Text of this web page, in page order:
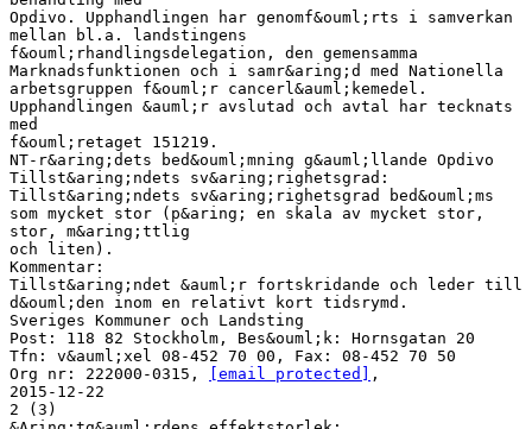
Opdivo. Upphandlingen har genomf&ouml;rts i samverkan
mellan bl.a. landstingens
f&ouml;rhandlingsdelegation, den gemensamma
Marknadsfunktionen och i samr&aring;d med Nationella
arbetsgruppen f&ouml;r cancerl&auml;kemedel.
Upphandlingen &auml;r avslutad och avtal har tecknats
med
f&ouml;retaget 151219.
NT-r&aring;dets bed&ouml;mning g&auml;llande Opdivo
Tillst&aring;ndets sv&aring;righetsgrad:
Tillst&aring;ndets sv&aring;righetsgrad bed&ouml;ms
som mycket stor (p&aring; en skala av mycket stor,
stor, m&aring;ttlig
och liten).
Kommentar:
Tillst&aring;ndet &auml;r fortskridande och leder till
d&ouml;den inom en relativt kort tidsrymd.
Sveriges Kommuner och Landsting
Post: 118 82 Stockholm, Bes&ouml;k: Hornsgatan 20
Tfn: v&auml;xel 08-452 70 00, Fax: 08-452 70 50
Org nr: 222000-0315,
[email protected]
,
2015-12-22
2 (3)